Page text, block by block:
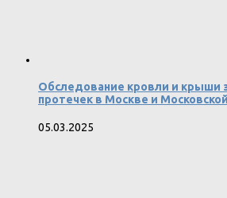
Обследование кровли и крыши
протечек в Москве и
05.03.2025